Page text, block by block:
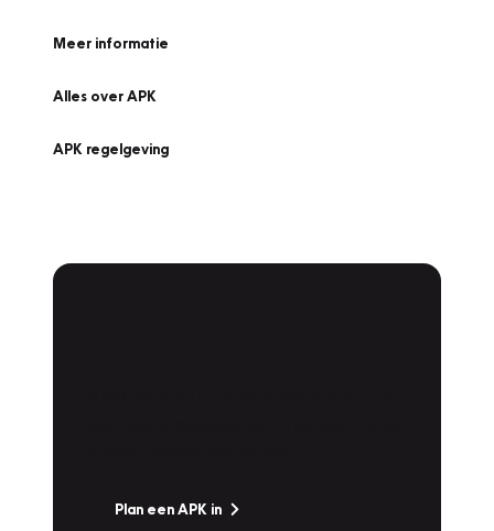
Meer informatie
Alles over APK
APK regelgeving
Plan een APK in